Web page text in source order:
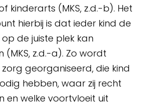
kinderarts (MKS, z.d.-b). Het
hierbij is dat ieder kind de
de juiste plek kan
(MKS, z.d.-a). Zo wordt
georganiseerd, die kind
hebben, waar zij recht
en welke voortvloeit uit